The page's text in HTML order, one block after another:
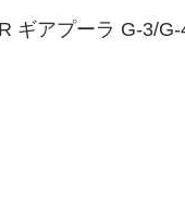
ギアプーラ G-3/